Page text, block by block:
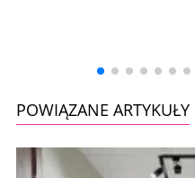
POWIĄZANE ARTYKUŁY